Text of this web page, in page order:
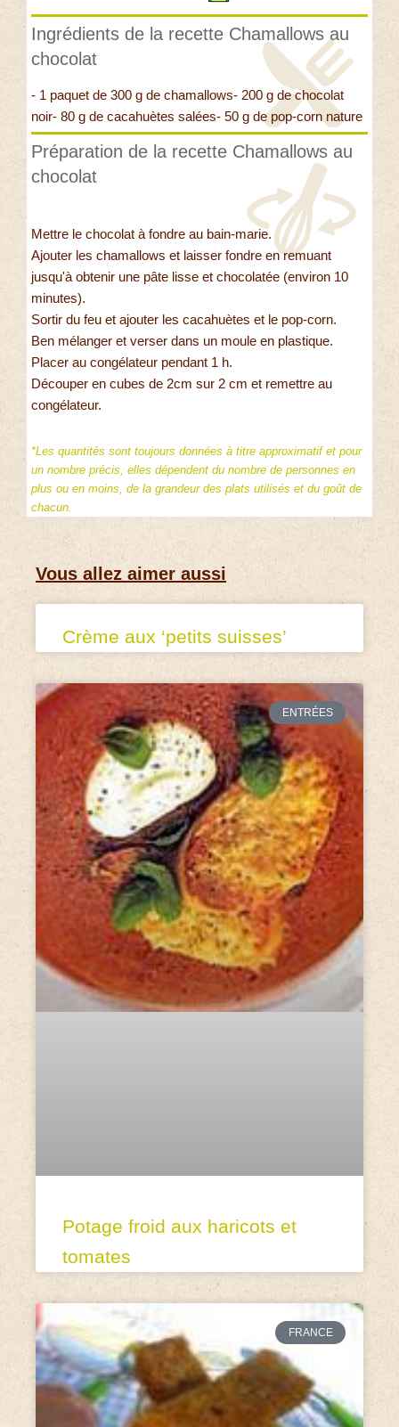
Ingrédients de la recette Chamallows au
chocolat
- 1 paquet de 300 g de chamallows- 200 g de chocolat
noir- 80 g de cacahuètes salées- 50 g de pop-corn nature
Préparation de la recette Chamallows au
chocolat
Mettre le chocolat à fondre au bain-marie.
Ajouter les chamallows et laisser fondre en remuant
jusqu'à obtenir une pâte lisse et chocolatée (environ 10
minutes).
Sortir du feu et ajouter les cacahuètes et le pop-corn.
Ben mélanger et verser dans un moule en plastique.
Placer au congélateur pendant 1 h.
Découper en cubes de 2cm sur 2 cm et remettre au
congélateur.
*Les quantités sont toujours données à titre approximatif et pour
un nombre précis, elles dépendent du nombre de personnes en
plus ou en moins, de la grandeur des plats utilisés et du goût de
chacun.
Vous allez aimer aussi
Crème aux ‘petits suisses’
ENTRÉES
Potage froid aux haricots et
tomates
FRANCE